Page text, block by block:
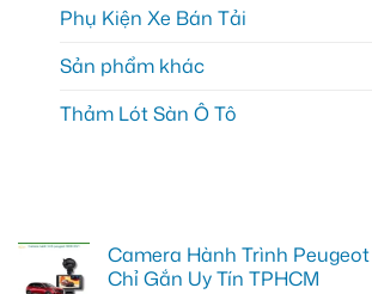
Phụ Kiện Xe Bán Tải
Sản phẩm khác
Thảm Lót Sàn Ô Tô
Camera Hành Trình
Chỉ Gắn Uy Tín TPHCM